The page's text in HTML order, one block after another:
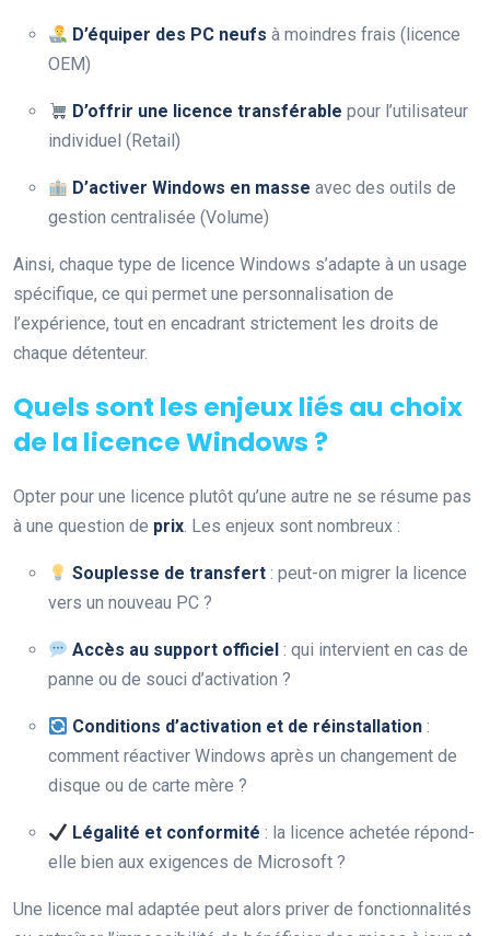
D’équiper des PC neufs à moindres frais (licence
OEM)
D’offrir une licence transférable pour l’utilisateur
individuel (Retail)
D’activer Windows en masse avec des outils de
gestion centralisée (Volume)
Ainsi, chaque type de licence Windows s’adapte à un usage
spécifique, ce qui permet une personnalisation de
l’expérience, tout en encadrant strictement les droits de
chaque détenteur.
Quels sont les enjeux liés au choix
de la licence Windows ?
Opter pour une licence plutôt qu’une autre ne se résume pas
à une question de prix. Les enjeux sont nombreux :
Souplesse de transfert : peut-on migrer la licence
vers un nouveau PC ?
Accès au support officiel : qui intervient en cas de
panne ou de souci d’activation ?
Conditions d’activation et de réinstallation :
comment réactiver Windows après un changement de
disque ou de carte mère ?
Légalité et conformité : la licence achetée répond-
elle bien aux exigences de Microsoft ?
Une licence mal adaptée peut alors priver de fonctionnalités